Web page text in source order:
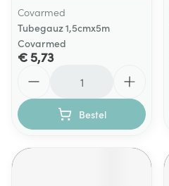
Covarmed
Tubegauz 1,5cmx5m
Covarmed
€ 5,73
Bestel